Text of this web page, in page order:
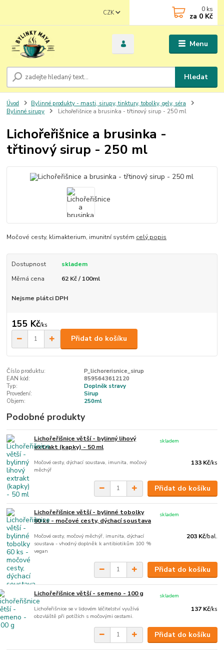
Menu
CZK
Hledat
0 ks
za 0 Kč
Úvod
Bylinné produkty - masti, sirupy, tinktury, tobolky, gely, séra
Bylinné sirupy
Lichořeřišnice a brusinka - třtinový sirup - 250 ml
Lichořeřišnice a brusinka -
třtinový sirup - 250 ml
Močové cesty, klimakterium, imunitní systém celý popis
Dostupnost
skladem
Měrná cena
62 Kč / 100ml
Nejsme plátci DPH
155 Kč/ks
Přidat do košíku
Číslo produktu:
P_lichorerisnice_sirup
EAN kód:
8595643612120
Typ:
Doplněk stravy
Provedení:
Sirup
Objem:
250ml
Podobné produkty
Lichořeřišnice větší - bylinný lihový
extrakt (kapky) - 50 ml
Močové cesty, dýchací soustava, imunita, močový
měchýř
133 Kč/ks
skladem
Přidat do košíku
Lichořeřišnice větší - bylinné tobolky
60 ks - močové cesty, dýchací soustava
Močové cesty, močový měchýř, imunita, dýchací
soustava - vhodný doplněk k antibiotikům 100 %
vegan
203 Kč/bal.
skladem
Přidat do košíku
Lichořeřišnice větší - semeno - 100 g
Lichořeřišnice se v lidovém léčitelství využívá
obzvláště při potížích s močovými cestami.
137 Kč/ks
skladem
Přidat do košíku